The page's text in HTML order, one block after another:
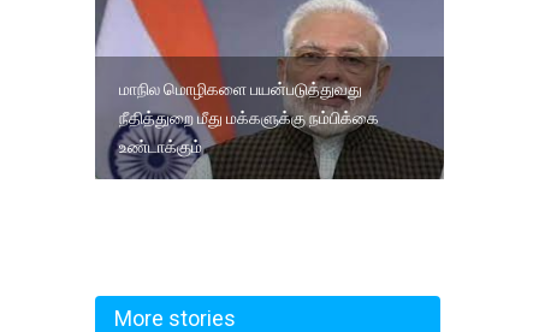
மாநில மொழிகளை பயன்படுத்துவது
நீதித்துறை மீது மக்களுக்கு நம்பிக்கை
உண்டாக்கும்
More stories